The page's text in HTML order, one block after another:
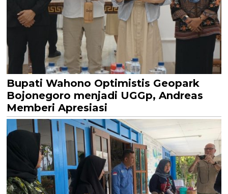
Bupati Wahono Optimistis Geopark
Bojonegoro menjadi UGGp, Andreas
Memberi Apresiasi